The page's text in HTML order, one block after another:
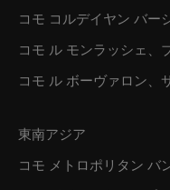
コモ コルデイヤン バー
コモ ル モンラッシェ、
コモ ル ボーヴァロン、
東南アジア
コモ メトロポリタン バ